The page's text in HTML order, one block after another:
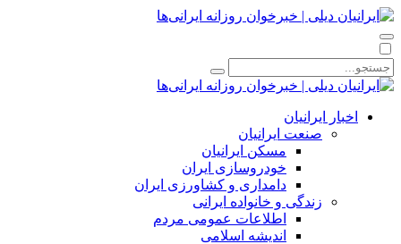
اخبار ایرانیان
صنعت ایرانیان
مسکن ایرانیان
خودروسازی ایران
دامداری و کشاورزی ایران
زندگی و خانواده ایرانی
اطلاعات عمومی مردم
اندیشه اسلامی